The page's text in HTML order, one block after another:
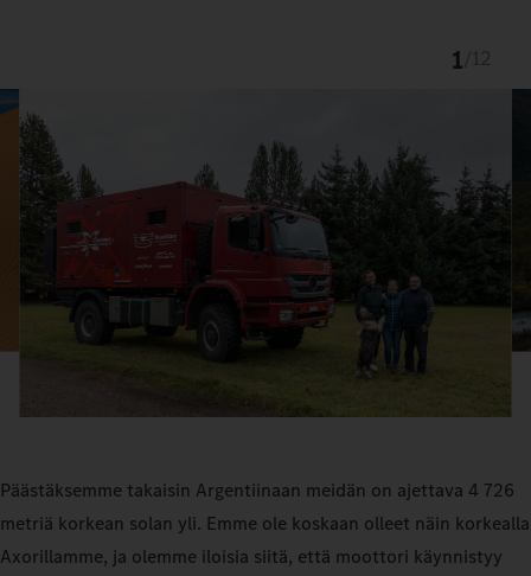
1
Päästäksemme takaisin Argentiinaan meidän on ajettava 4 726
metriä korkean solan yli. Emme ole koskaan olleet näin korkealla
Axorillamme, ja olemme iloisia siitä, että moottori käynnistyy